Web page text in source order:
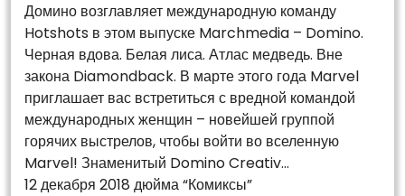
Домино возглавляет международную команду
Hotshots в этом выпуске Marchmedia – Domino.
Черная вдова. Белая лиса. Атлас медведь. Вне
закона Diamondback. В марте этого года Marvel
приглашает вас встретиться с вредной командой
международных женщин – новейшей группой
горячих выстрелов, чтобы войти во вселенную
Marvel! Знаменитый Domino Creativ…
12 декабря 2018 дюйма “Комиксы”